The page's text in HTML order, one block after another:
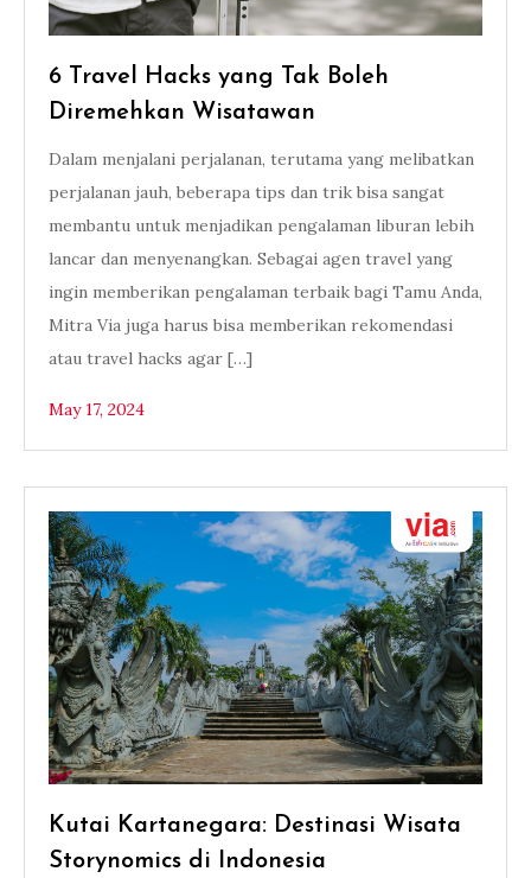
6 Travel Hacks yang Tak Boleh
Diremehkan Wisatawan
Dalam menjalani perjalanan, terutama yang melibatkan
perjalanan jauh, beberapa tips dan trik bisa sangat
membantu untuk menjadikan pengalaman liburan lebih
lancar dan menyenangkan. Sebagai agen travel yang
ingin memberikan pengalaman terbaik bagi Tamu Anda,
Mitra Via juga harus bisa memberikan rekomendasi
atau travel hacks agar […]
May 17, 2024
Kutai Kartanegara: Destinasi Wisata
Storynomics di Indonesia